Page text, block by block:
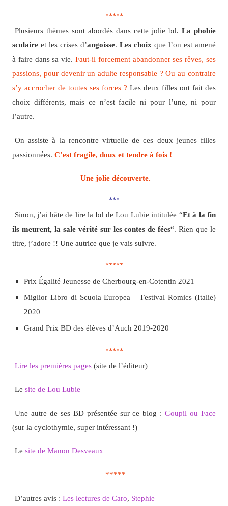
*****
Plusieurs thèmes sont abordés dans cette jolie bd.La phobie
scolaireet les crises d’angoisse.Les choix que l’on est amené
à faire dans sa vie. Faut-il forcement abandonner ses rêves, ses
passions, pour devenir un adulte responsable ? Ou au contraire
s’y accrocher de toutes ses forces ? Les deux filles ont fait des
choix différents, mais ce n’est facile ni pour l’une, ni pour
l’autre.
On assiste à la rencontre virtuelle de ces deux jeunes filles
passionnées. C’est fragile, doux et tendre à fois !
Une jolie découverte.
***
Sinon, j’ai hâte de lire la bd de Lou Lubie intitulée “Et à la fin
ils meurent, la sale vérité sur les contes de fées“. Rien que le
titre, j’adore !! Une autrice que je vais suivre.
*****
Prix Égalité Jeunesse de Cherbourg-en-Cotentin 2021
Miglior Libro di Scuola Europea – Festival Romics (Italie)
2020
Grand Prix BD des élèves d’Auch 2019-2020
*****
Lire les premières pages(site de l’éditeur)
Le site de Lou Lubie
Une autre de ses BD présentée sur ce blog :Goupil ou Face
(sur la cyclothymie, super intéressant !)
Le site de Manon Desveaux
*****
D’autres avis : Les lectures de Caro, Stephie